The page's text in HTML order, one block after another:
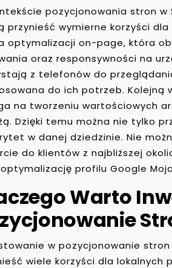
pozycjonowania stron w
przynieść wymierne korzyści
optymalizacji on-page, która
oraz responsywności na
z telefonów do
do ich potrzeb.
na tworzeniu wartościowych
Dzięki temu można nie tylko
w danej dziedzinie. Nie
do klientów z najbliższej
profilu Google
Warto
w pozycjonowanie
wiele korzyści dla lokalnych